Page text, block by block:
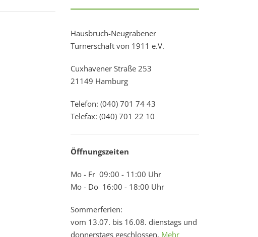
Hausbruch-Neugrabener
Turnerschaft von 1911 e.V.
Cuxhavener Straße 253
21149 Hamburg
Telefon: (040) 701 74 43
Telefax: (040) 701 22 10
Öffnungszeiten
Mo - Fr 09:00 - 11:00 Uhr
Mo - Do 16:00 - 18:00 Uhr
Sommerferien:
vom 13.07. bis 16.08. dienstags und
donnerstags geschlossen. Mehr